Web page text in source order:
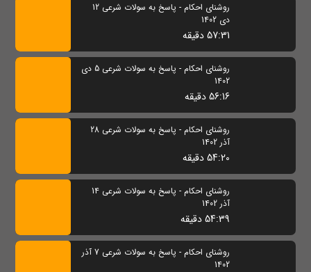
روشنای احکام - پاسخ به سولات شرعی 12
دی 1402
57:31 دقیقه
روشنای احکام - پاسخ به سولات شرعی 5 دی
1402
56:16 دقیقه
روشنای احکام - پاسخ به سولات شرعی 28
آذر 1402
54:20 دقیقه
روشنای احکام - پاسخ به سولات شرعی 14
آذر 1402
54:39 دقیقه
روشنای احکام - پاسخ به سولات شرعی 7 آذر
1402